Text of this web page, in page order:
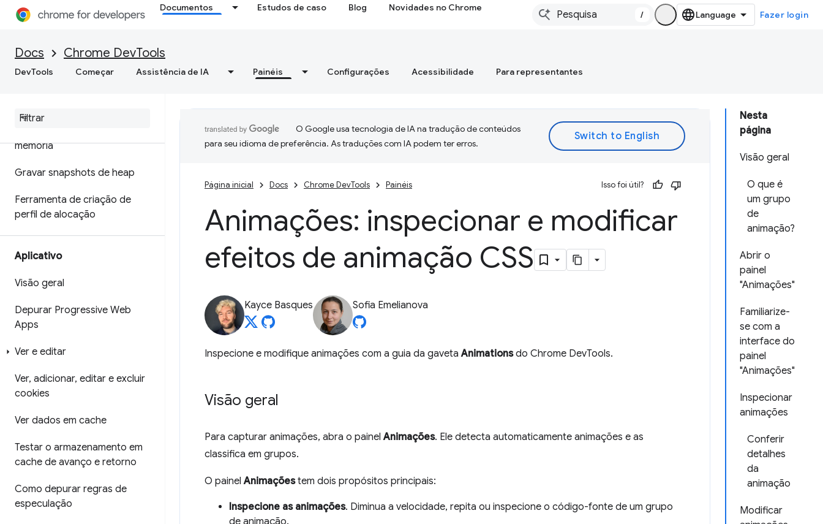
Documentos Estudos de caso Blog Novidades no Chrome
/ Fazer login
Docs Chrome DevTools
DevTools Começar Assistência de IA Painéis Configurações Acessibilidade Para representantes
Otimizar a velocidade da Web
Memória
Visão geral
memória
Gravar snapshots de heap
Ferramenta de criação de
perfil de alocação
Aplicativo
Visão geral
Depurar Progressive Web
Apps
Ver e editar
Ver, adicionar, editar e excluir
cookies
Ver dados em cache
Testar o armazenamento em
cache de avanço e retorno
Como depurar regras de
especulação
Nesta
página
Visão geral
O que é
um grupo
de
animação?
Abrir o
painel
"Animações"
Familiarize-
se com a
interface do
painel
"Animações"
Inspecionar
animações
Conferir
detalhes
da
animação
Modificar
O Google usa tecnologia de IA na tradução de conteúdos
para seu idioma de preferência. As traduções com IA podem ter erros.
Página inicial Docs Chrome DevTools Painéis Isso foi útil?
Animações: inspecionar e modificar
efeitos de animação CSS
Kayce Basques Sofia Emelianova
Inspecione e modifique animações com a guia da gavetaAnimationsdo Chrome DevTools.
Visão geral
Para capturar animações, abra o painelAnimações. Ele detecta automaticamente animações e as
classifica em grupos.
O painelAnimaçõestem dois propósitos principais:
Inspecione as animações. Diminua a velocidade, repita ou inspecione o código-fonte de um grupo
de animação.